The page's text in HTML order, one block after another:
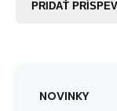
PRIDAŤ
NOVINKY